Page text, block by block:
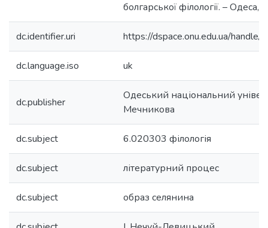
болгарської філології. – Одеса,
dc.identifier.uri https://dspace.onu.edu.ua/
dc.language.iso uk
dc.publisher
Одеський національний
Мечникова
dc.subject 6.020303 філологія
dc.subject літературний процес
dc.subject образ селянина